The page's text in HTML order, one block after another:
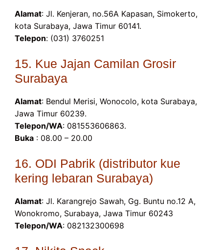
Alamat: Jl. Kenjeran, no.56A Kapasan, Simokerto,
kota Surabaya, Jawa Timur 60141.
Telepon: (031) 3760251
15. Kue Jajan Camilan Grosir
Surabaya
Alamat: Bendul Merisi, Wonocolo, kota Surabaya,
Jawa Timur 60239.
Telepon/WA: 081553606863.
Buka : 08.00 – 20.00
16. ODI Pabrik (distributor kue
kering lebaran Surabaya)
Alamat: Jl. Karangrejo Sawah, Gg. Buntu no.12 A,
Wonokromo, Surabaya, Jawa Timur 60243
Telepon/WA: 082132300698